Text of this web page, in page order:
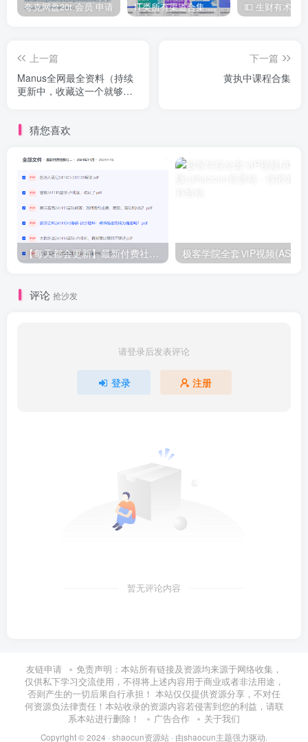
夸克网盘20t 会员 申请 IT类所有渠道合集 持续日更，目前近四千多条资源 年费用户微信私信获取权限
上一篇
Manus全网最全资料（持续
更新中，收藏这一个就够
下一篇
黄执中课程合集
猜您喜欢
【每天都会更新】最新付费社群公众号文章 极客学院全套ⅥP视频(AS版)
评论 抢沙发
请登录后发表评论
登录 注册
暂无评论内容
友链申请
免责声明：本站所有链接及资源均来源于网络收集，
仅供私下学习交流使用，不得将上述内容用于商业或者非法用途，
否则产生的一切后果自行承担！ 本站仅仅提供资源分享，不对任
何资源负法律责任！本站收录的资源内容若侵害到您的利益，请联
系本站进行删除！
广告合作 关于我们
Copyright © 2024 · shaocun资源站 · 由shaocun主题强力驱动.